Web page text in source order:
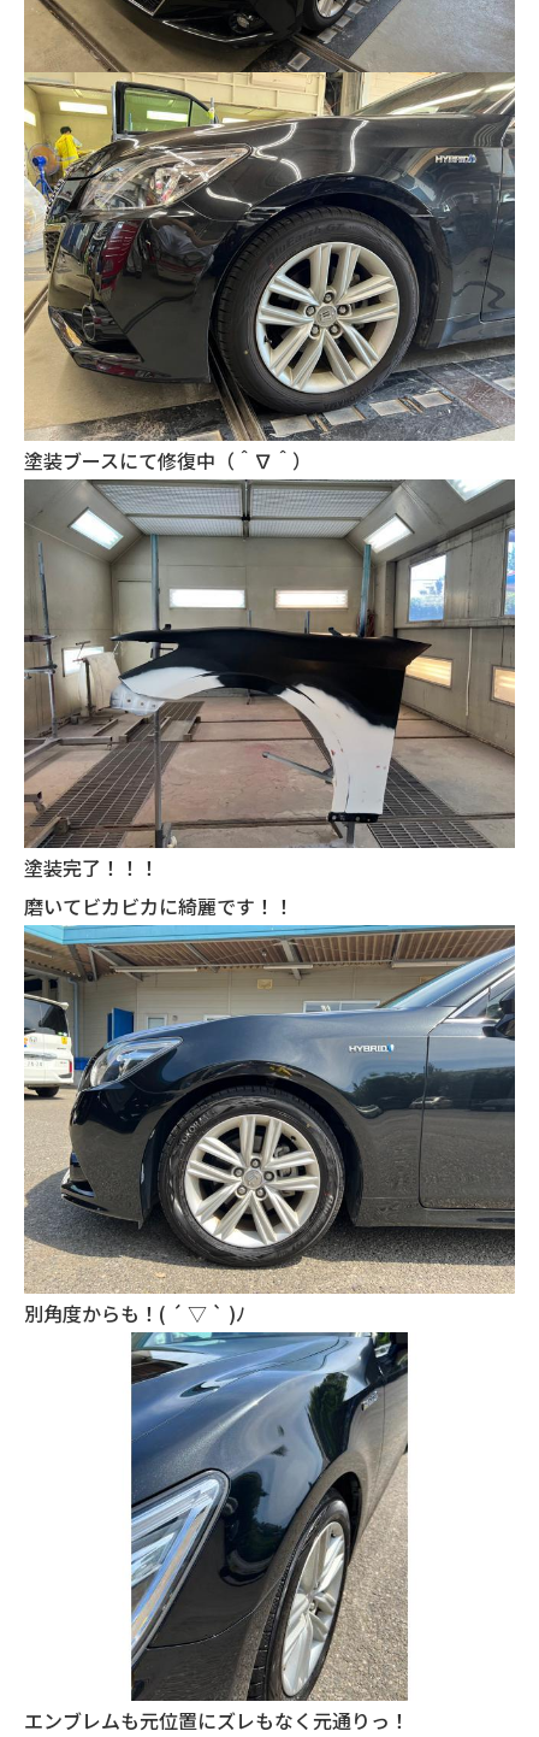
塗装ブースにて修復中（＾∇＾）
塗装完了！！！
磨いてビカビカに綺麗です！！
別角度からも！( ´ ▽ ` )ﾉ
エンブレムも元位置にズレもなく元通りっ！